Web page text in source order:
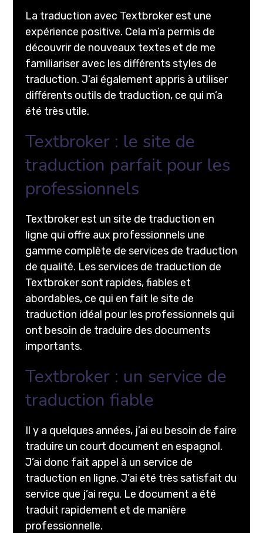
La traduction avec Textbroker est une
expérience positive. Cela m’a permis de
découvrir de nouveaux textes et de me
familiariser avec les différents styles de
traduction. J’ai également appris à utiliser
différents outils de traduction, ce qui m’a
été très utile.
Textbroker : le site de
traduction parfait pour les
professionnels
Textbroker est un site de traduction en
ligne qui offre aux professionnels une
gamme complète de services de traduction
de qualité. Les services de traduction de
Textbroker sont rapides, fiables et
abordables, ce qui en fait le site de
traduction idéal pour les professionnels qui
ont besoin de traduire des documents
importants.
Textbroker : un service de
traduction fiable
Il y a quelques années, j’ai eu besoin de faire
traduire un court document en espagnol.
J’ai donc fait appel à un service de
traduction en ligne. J’ai été très satisfait du
service que j’ai reçu. Le document a été
traduit rapidement et de manière
professionnelle.